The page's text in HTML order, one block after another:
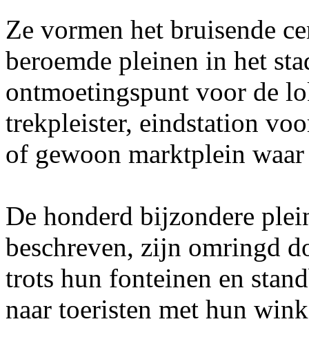
Ze vormen het bruisende
beroemde pleinen in het
ontmoetingspunt voor de
trekpleister, eindstation
of gewoon marktplein
De honderd bijzondere
beschreven, zijn omringd
trots hun fonteinen en
naar toeristen met hun